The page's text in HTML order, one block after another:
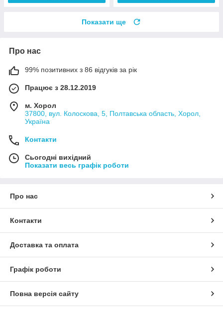
Показати ще
Про нас
99% позитивних з 86 відгуків за рік
Працює з 28.12.2019
м. Хорол
37800, вул. Колоскова, 5, Полтавська область, Хорол,
Україна
Контакти
Сьогодні вихідний
Показати весь графік роботи
Про нас
Контакти
Доставка та оплата
Графік роботи
Повна версія сайту